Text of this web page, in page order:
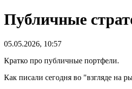
Публичные
05.05.2026, 10:57
Кратко про публичные портфели.
Как писали сегодня во "взгляде на